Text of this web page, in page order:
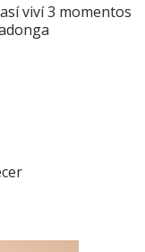
viví 3 momentos